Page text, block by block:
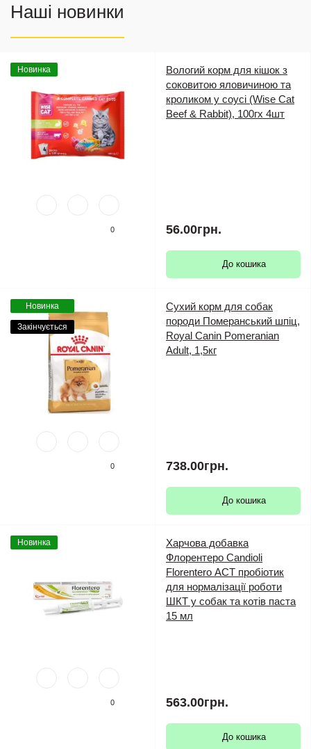
Наші новинки
Новинка
0
Вологий корм для кішок з
соковитою яловичиною та
кроликом у соусі (Wise Cat
Beef & Rabbit), 100гх 4шт
56.00грн.
До кошика
Новинка
Закінчується
0
Сухий корм для собак
породи Померанський шпіц,
Royal Canin Pomeranian
Adult, 1,5кг
738.00грн.
До кошика
Новинка
0
Харчова добавка
Флорентеро Candioli
Florentero АСТ пробіотик
для нормалізації роботи
ШКТ у собак та котів паста
15 мл
563.00грн.
До кошика